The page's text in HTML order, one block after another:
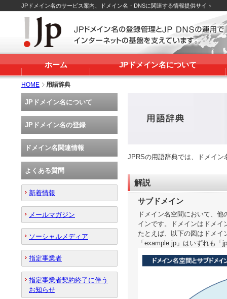
JPドメイン名のサービス案内、ドメイン名・DNSに関連する情報提供サイト
ホーム JPドメイン名について
HOME 用語辞典
JPRSの用語辞典では、ドメイ
解説
サブドメイン
ドメイン名空間において、
インです。ドメインはドメイ
たとえば、以下の図はドメ
「example.jp」はいずれも「
JPドメイン名について
JPドメイン名の登録
ドメイン名関連情報
よくある質問
新着情報
メールマガジン
ソーシャルメディア
指定事業者
指定事業者契約終了に伴う
お知らせ